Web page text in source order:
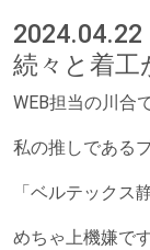
2024.04.22
続々と着工
WEB担当の川合
私の推しである
「ベルテックス
めちゃ上機嫌